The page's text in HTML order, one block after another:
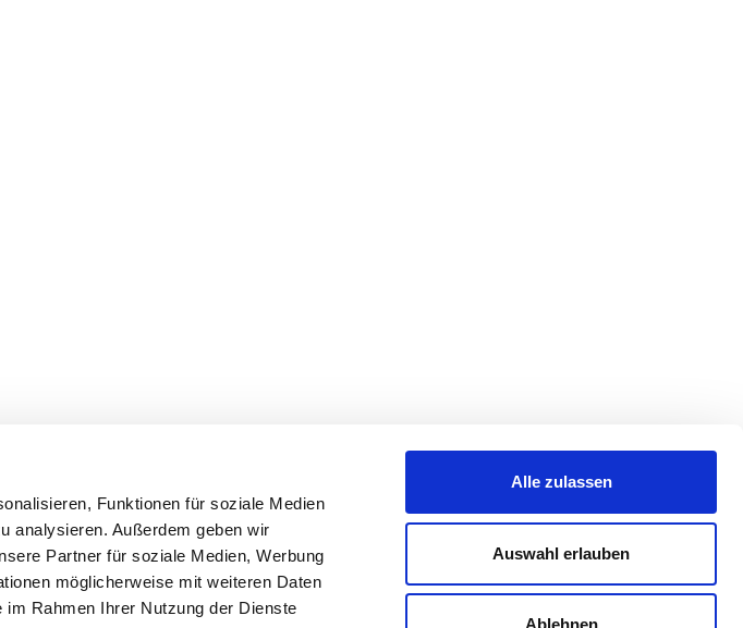
Funktionen für soziale Medien
analysieren. Außerdem geben wir
Partner für soziale Medien, Werbung
möglicherweise mit weiteren Daten
Rahmen Ihrer Nutzung der Dienste
Alle zulassen
Auswahl erlauben
Ablehnen